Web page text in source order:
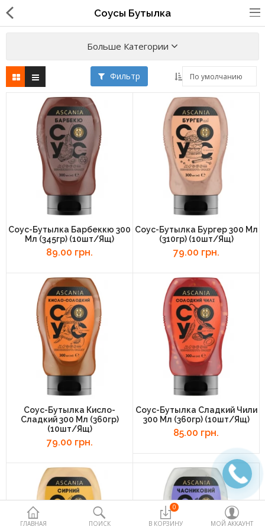
ГЛАВНАЯ ПОИСК
0
В КОРЗИНУ
МОЙ АККАУНТ
Соусы Бутылка
Больше Категории
Фильтр
Соус-Бутылка Барбеккю 300
Мл (345гр) (10шт/ящ)
89.00 грн.
Соус-Бутылка Бургер 300 Мл
(310гр) (10шт/ящ)
79.00 грн.
Соус-Бутылка Кисло-
Сладкий 300 Мл (360гр)
(10шт/ящ)
79.00 грн.
Соус-Бутылка Сладкий Чили
300 Мл (360гр) (10шт/ящ)
85.00 грн.
фуда,пиццерий,ресторанов
Стаканы, крышки, держатели,
трубочки
Упаковка для суши
Бумажные пакеты и уголки
Картонные коробки
Коробки для кондитерских
Пакеты полиэтиленовые и
термопакеты
Палочки и добавки для сладкой
Пищевые контейнеры
Посуда одноразовая
Продукты медицинского и
немедицинского назначения
Продукты питания для horeca
Товары для дома
Упаковка ,стаканы и сырье для
попкорна